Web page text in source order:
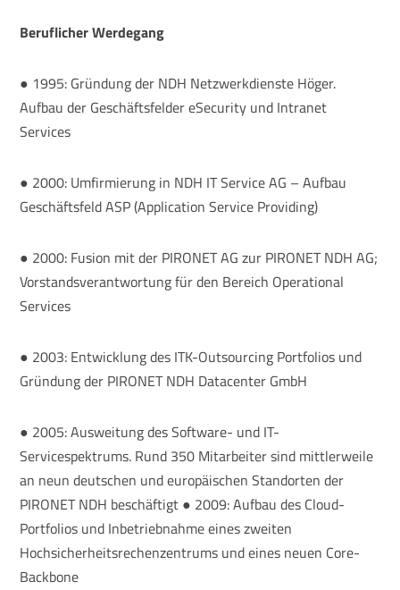
Beruflicher Werdegang
● 1995: Gründung der NDH Netzwerkdienste Höger.
Aufbau der Geschäftsfelder eSecurity und Intranet
Services
● 2000: Umfirmierung in NDH IT Service AG – Aufbau
Geschäftsfeld ASP (Application Service Providing)
● 2000: Fusion mit der PIRONET AG zur PIRONET NDH AG;
Vorstandsverantwortung für den Bereich Operational
Services
● 2003: Entwicklung des ITK-Outsourcing Portfolios und
Gründung der PIRONET NDH Datacenter GmbH
● 2005: Ausweitung des Software- und IT-
Servicespektrums. Rund 350 Mitarbeiter sind mittlerweile
an neun deutschen und europäischen Standorten der
PIRONET NDH beschäftigt ● 2009: Aufbau des Cloud-
Portfolios und Inbetriebnahme eines zweiten
Hochsicherheitsrechenzentrums und eines neuen Core-
Backbone